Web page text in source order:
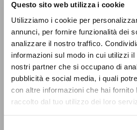
Questo sito web utilizza i cookie
Utilizziamo i cookie per
annunci, per fornire funzionalità dei
analizzare il nostro traffico.
informazioni sul modo in cui utilizzi
nostri partner che si occupano di
pubblicità e social media, i quali
con altre informazioni che hai fornito
raccolto dal tuo utilizzo dei loro
Giussani LuigiAutore
Italiano
Avvenire
1992
Pagine: 1
IL
Il portale raccoglie e rende
di Luigi Giussani: quasi 5000
testi integrali in 5 lingue e
dedicati.